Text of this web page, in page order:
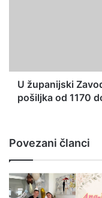
U županijski
pošiljka od 1170
Povezani članci